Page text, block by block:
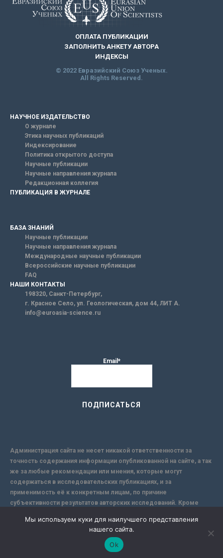
ОПЛАТА ПУБЛИКАЦИИ
ЗАПОЛНИТЬ АНКЕТУ АВТОРА
ИНДЕКСЫ
© 2022 Евразийский Союз Ученых.
All Rights Reserved.
НАУЧНОЕ ИЗДАТЕЛЬСТВО
О журнале
Этика научных публикаций
Индексирование
Политика открытого доступа
Научные публикации
Научные направления журнала
Редакционная коллегия
ПУБЛИКАЦИЯ В ЖУРНАЛЕ
БАЗА ЗНАНИЙ
Научные публикации
Научные направления журнала
Международные научные публикации
Всероссийские научные публикации
FAQ
НАШИ КОНТАКТЫ
198320, Санкт-Петербург,
г. Красное Село, ул. Геологическая, дом 44, ЛИТ А.
info@euroasia-science.ru
Email*
Администрация сайта не несет никакой ответственности за
точность содержания информации опубликованной на сайте, а так
же за любые рекомендации или мнения, которые могут
содержаться в исследовательских публикациях, и за
применимость её к конкретным лицам, по причине
субъективности результатов авторских исследований. Кроме
надежной защиты информации, Сайт не несет ответственности за
информацию, присылаемую через интернет.
Мы используем куки для наилучшего представления
нашего сайта.
Ok